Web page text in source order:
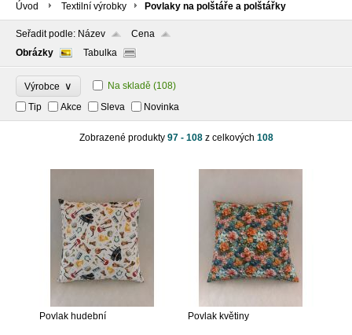
Úvod Textilní výrobky Povlaky na polštáře a polštářky
Seřadit podle: Název
Cena
Obrázky
Tabulka
Výrobce ∨ Na skladě (108)
Tip
Akce Sleva Novinka
Zobrazené produkty 97 - 108z celkových 108
Povlak hudební Povlak květiny